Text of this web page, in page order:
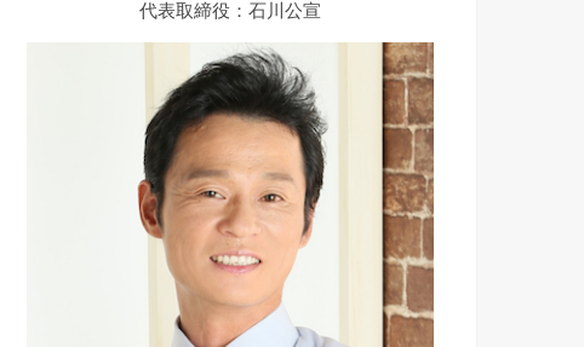
代表取締役：石川公宣